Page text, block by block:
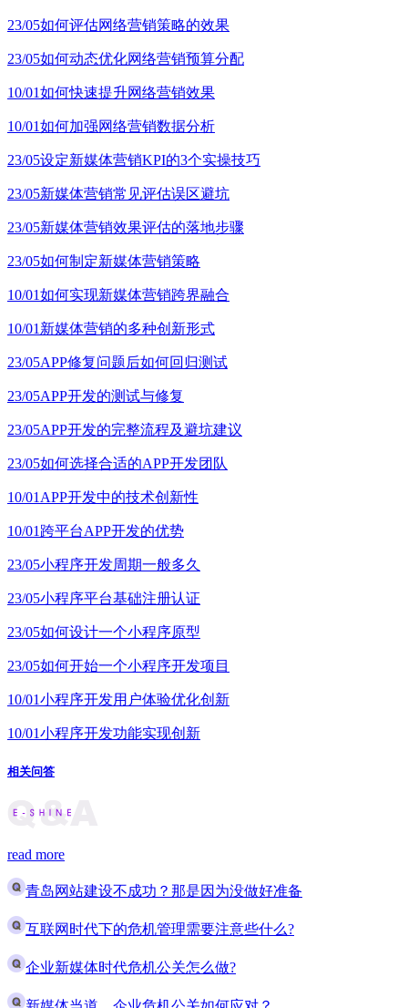
23/05如何评估网络营销策略的效果
23/05如何动态优化网络营销预算分配
10/01如何快速提升网络营销效果
10/01如何加强网络营销数据分析
23/05设定新媒体营销KPI的3个实操技巧
23/05新媒体营销常见评估误区避坑
23/05新媒体营销效果评估的落地步骤
23/05如何制定新媒体营销策略
10/01如何实现新媒体营销跨界融合
10/01 新媒体营销的多种创新形式
23/05APP修复问题后如何回归测试
23/05APP开发的测试与修复
23/05APP开发的完整流程及避坑建议
23/05如何选择合适的APP开发团队
10/01 APP开发中的技术创新性
10/01 跨平台APP开发的优势
23/05小程序开发周期一般多久
23/05小程序平台基础注册认证
23/05如何设计一个小程序原型
23/05如何开始一个小程序开发项目
10/01小程序开发用户体验优化创新
10/01小程序开发功能实现创新
相关问答
read more
青岛网站建设不成功？那是因为没做好准备
互联网时代下的危机管理需要注意些什么?
企业新媒体时代危机公关怎么做?